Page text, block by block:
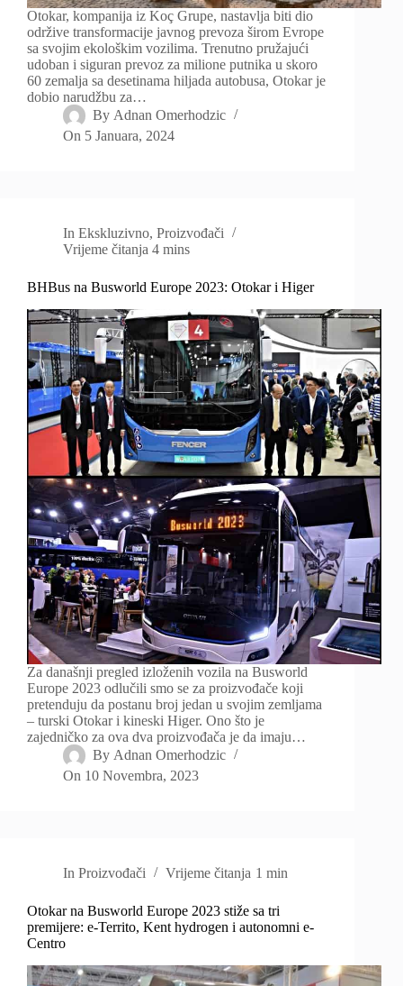
Otokar, kompanija iz Koç Grupe, nastavlja biti dio
održive transformacije javnog prevoza širom Evrope
sa svojim ekološkim vozilima. Trenutno pružajući
udoban i siguran prevoz za milione putnika u skoro
60 zemalja sa desetinama hiljada autobusa, Otokar je
dobio narudžbu za…
By Adnan Omerhodzic
On 5 Januara, 2024
In Ekskluzivno,Proizvođači
Vrijeme čitanja 4 mins
BHBus na Busworld Europe 2023: Otokar i Higer
Za današnji pregled izloženih vozila na Busworld
Europe 2023 odlučili smo se za proizvođače koji
pretenduju da postanu broj jedan u svojim zemljama
– turski Otokar i kineski Higer. Ono što je
zajedničko za ova dva proizvođača je da imaju…
By Adnan Omerhodzic
On 10 Novembra, 2023
In Proizvođači Vrijeme čitanja 1 min
Otokar na Busworld Europe 2023 stiže sa tri
premijere: e-Territo, Kent hydrogen i autonomni e-
Centro